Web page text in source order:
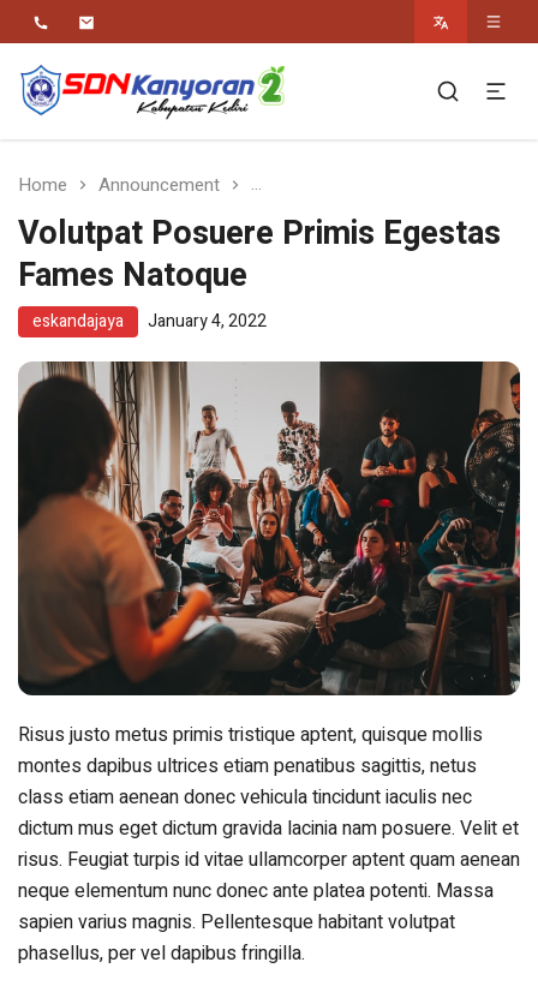
SDN Kanyoran 2
Kec.Semen Kab.Kediri
Religius Berwawasan Berbudaya
Home Announcement Volutpat Posuere Primis
Volutpat Posuere Primis Egestas
Fames Natoque
eskandajaya January 4, 2022
Risus justo metus primis tristique aptent, quisque mollis
montes dapibus ultrices etiam penatibus sagittis, netus
class etiam aenean donec vehicula tincidunt iaculis nec
dictum mus eget dictum gravida lacinia nam posuere. Velit et
risus. Feugiat turpis id vitae ullamcorper aptent quam aenean
neque elementum nunc donec ante platea potenti. Massa
sapien varius magnis. Pellentesque habitant volutpat
phasellus, per vel dapibus fringilla.